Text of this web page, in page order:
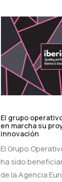
El grupo
en marcha su
innovación
El Grupo
ha sido
de la Agencia